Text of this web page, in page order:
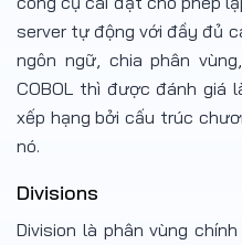
server tự động với đầy đủ
ngôn ngữ, chia phân
COBOL thì được đánh giá
xếp hạng bởi cấu trúc
nó.
Divisions
Division là phân vùng